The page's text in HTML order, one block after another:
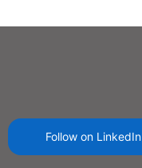
Follow on LinkedIn